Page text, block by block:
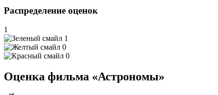
Распределение оценок
1
1
0
0
Оценка фильма «Астрономы»